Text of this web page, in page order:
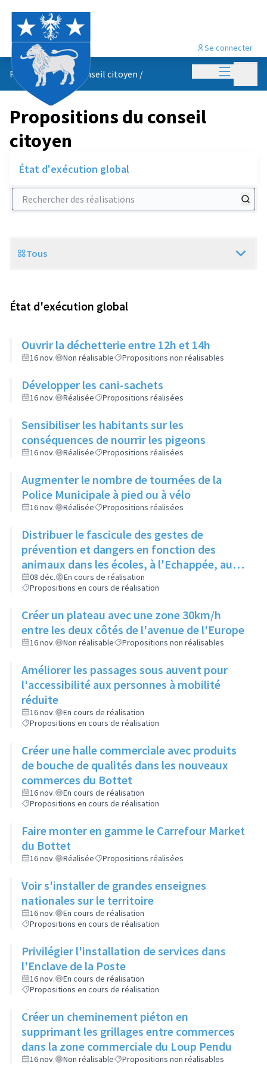
Menu
Se connecter
Propositions du conseil citoyen /
Propositions du conseil
citoyen
État d'exécution global
Rechercher des réalisations
Scope
Tous
État d'exécution global
Ouvrir la déchetterie entre 12h et 14h
16 nov. Non réalisable Propositions non réalisables
Développer les cani-sachets
16 nov. Réalisée Propositions réalisées
Sensibiliser les habitants sur les
conséquences de nourrir les pigeons
16 nov. Réalisée Propositions réalisées
Augmenter le nombre de tournées de la
Police Municipale à pied ou à vélo
16 nov. Réalisée Propositions réalisées
Distribuer le fascicule des gestes de
prévention et dangers en fonction des
animaux dans les écoles, à l'Echappée, aux
Centres Sociaux.... et l'insérer dans le
Rilliard en version détachable.
08 déc.
En cours de réalisation
Propositions en cours de réalisation
Créer un plateau avec une zone 30km/h
entre les deux côtés de l'avenue de l'Europe
16 nov. Non réalisable Propositions non réalisables
Améliorer les passages sous auvent pour
l'accessibilité aux personnes à mobilité
réduite
16 nov.
En cours de réalisation
Propositions en cours de réalisation
Créer une halle commerciale avec produits
de bouche de qualités dans les nouveaux
commerces du Bottet
16 nov.
En cours de réalisation
Propositions en cours de réalisation
Faire monter en gamme le Carrefour Market
du Bottet
16 nov. Réalisée Propositions réalisées
Voir s'installer de grandes enseignes
nationales sur le territoire
16 nov.
En cours de réalisation
Propositions en cours de réalisation
Privilégier l'installation de services dans
l'Enclave de la Poste
16 nov.
En cours de réalisation
Propositions en cours de réalisation
Créer un cheminement piéton en
supprimant les grillages entre commerces
dans la zone commerciale du Loup Pendu
16 nov. Non réalisable Propositions non réalisables